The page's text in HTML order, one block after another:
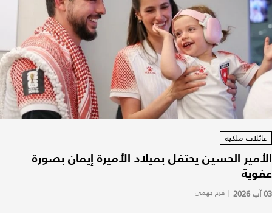
عائلات ملكية
الأمير الحسين يحتفل بميلاد الأميرة إيمان بصورة
عفوية
03 آب 2026 | فرح جهمي